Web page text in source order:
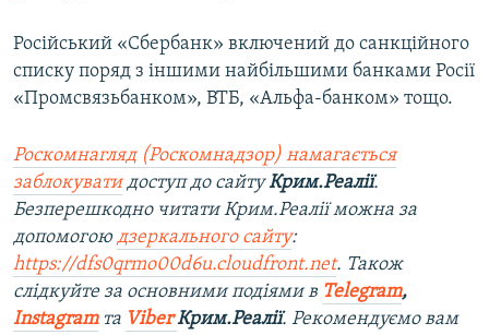
Російський «Сбербанк» включений до санкційного
списку поряд з іншими найбільшими банками Росії
«Промсвязьбанком», ВТБ, «Альфа-банком» тощо.
Роскомнагляд (Роскомнадзор) намагається
заблокуватидоступ до сайтуКрим.Реалії.
Безперешкодно читати Крим.Реалії можна за
допомогою дзеркального сайту:
https://dfs0qrmo00d6u.cloudfront.net. Також
слідкуйте за основними подіями в Telegram,
Instagramта ViberКрим.Реалії. Рекомендуємо вам